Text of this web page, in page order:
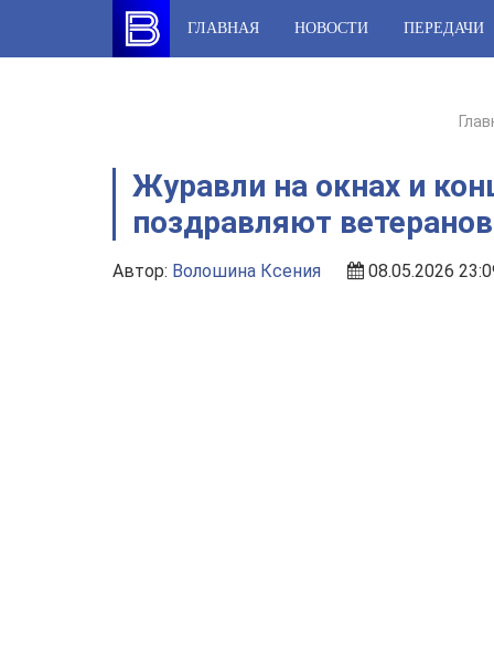
content
ГЛАВНАЯ НОВОСТИ ПЕРЕДАЧИ
Журавли на окнах и
поздравляют
Автор: Волошина Ксения 08.05.2026